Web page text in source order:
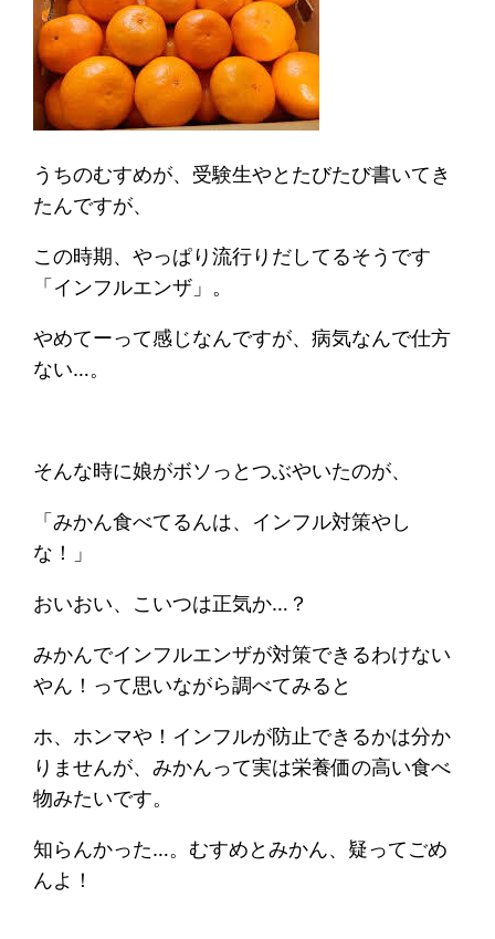
うちのむすめが、受験生やとたびたび書いてき
たんですが、
この時期、やっぱり流行りだしてるそうです
「インフルエンザ」。
やめてーって感じなんですが、病気なんで仕方
ない…。
そんな時に娘がボソっとつぶやいたのが、
「みかん食べてるんは、インフル対策やし
な！」
おいおい、こいつは正気か…？
みかんでインフルエンザが対策できるわけない
やん！って思いながら調べてみると
ホ、ホンマや！インフルが防止できるかは分か
りませんが、みかんって実は栄養価の高い食べ
物みたいです。
知らんかった…。むすめとみかん、疑ってごめ
んよ！